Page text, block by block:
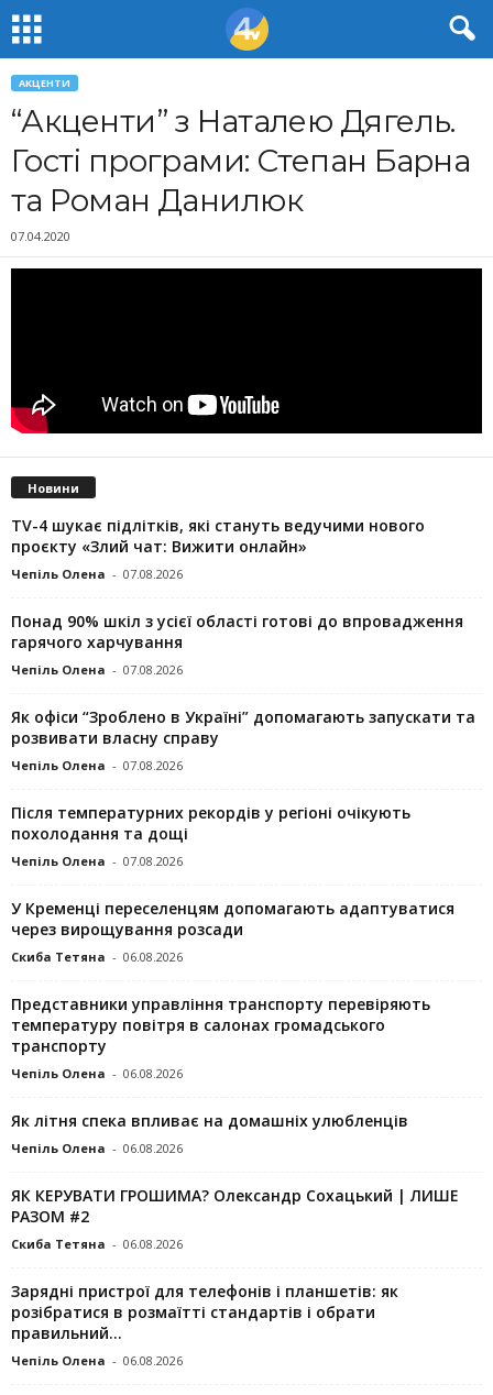
АКЦЕНТИ
“Акценти” з Наталею Дягель.
Гості програми: Степан Барна
та Роман Данилюк
07.04.2020
Новини
TV-4 шукає підлітків, які стануть ведучими нового
проєкту «Злий чат: Вижити онлайн»
Чепіль Олена - 07.08.2026
Понад 90% шкіл з усієї області готові до впровадження
гарячого харчування
Чепіль Олена - 07.08.2026
Як офіси “Зроблено в Україні” допомагають запускaти та
розвивати власну справу
Чепіль Олена - 07.08.2026
Після температурних рекордів у регіоні очікують
похолодання та дощі
Чепіль Олена - 07.08.2026
У Кременці переселенцям допомагають адаптуватися
через вирощування розсади
Скиба Тетяна - 06.08.2026
Представники управління транспорту перевіряють
температуру повітря в салонах громадського
транспорту
Чепіль Олена - 06.08.2026
Як літня спека впливає на домашніх улюбленців
Чепіль Олена - 06.08.2026
ЯК КЕРУВАТИ ГРОШИМА? Олександр Сохацький | ЛИШЕ
РАЗОМ #2
Скиба Тетяна - 06.08.2026
Зарядні пристрої для телефонів і планшетів: як
розібратися в розмаїтті стандартів і обрати
правильний...
Чепіль Олена - 06.08.2026